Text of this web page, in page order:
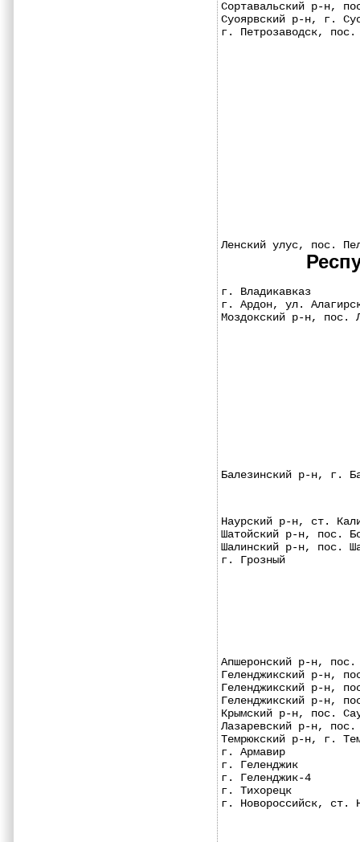
Сортавальский р-
Суоярвский р-н,
г. Петрозаводск,
Ленский улус,
г. Владикавказ
г. Ардон, ул.
Моздокский р-н,
Балезинский р-н,
Наурский р-н, ст.
Шатойский р-н,
Шалинский р-н,
г. Грозный
Апшеронский р-н,
Геленджикский р-
Геленджикский р-
Геленджикский р-
Крымский р-н,
Лазаревский р-н,
Темрюкский р-н,
г. Армавир
г. Геленджик
г. Геленджик-4
г. Тихорецк
г. Новороссийск,